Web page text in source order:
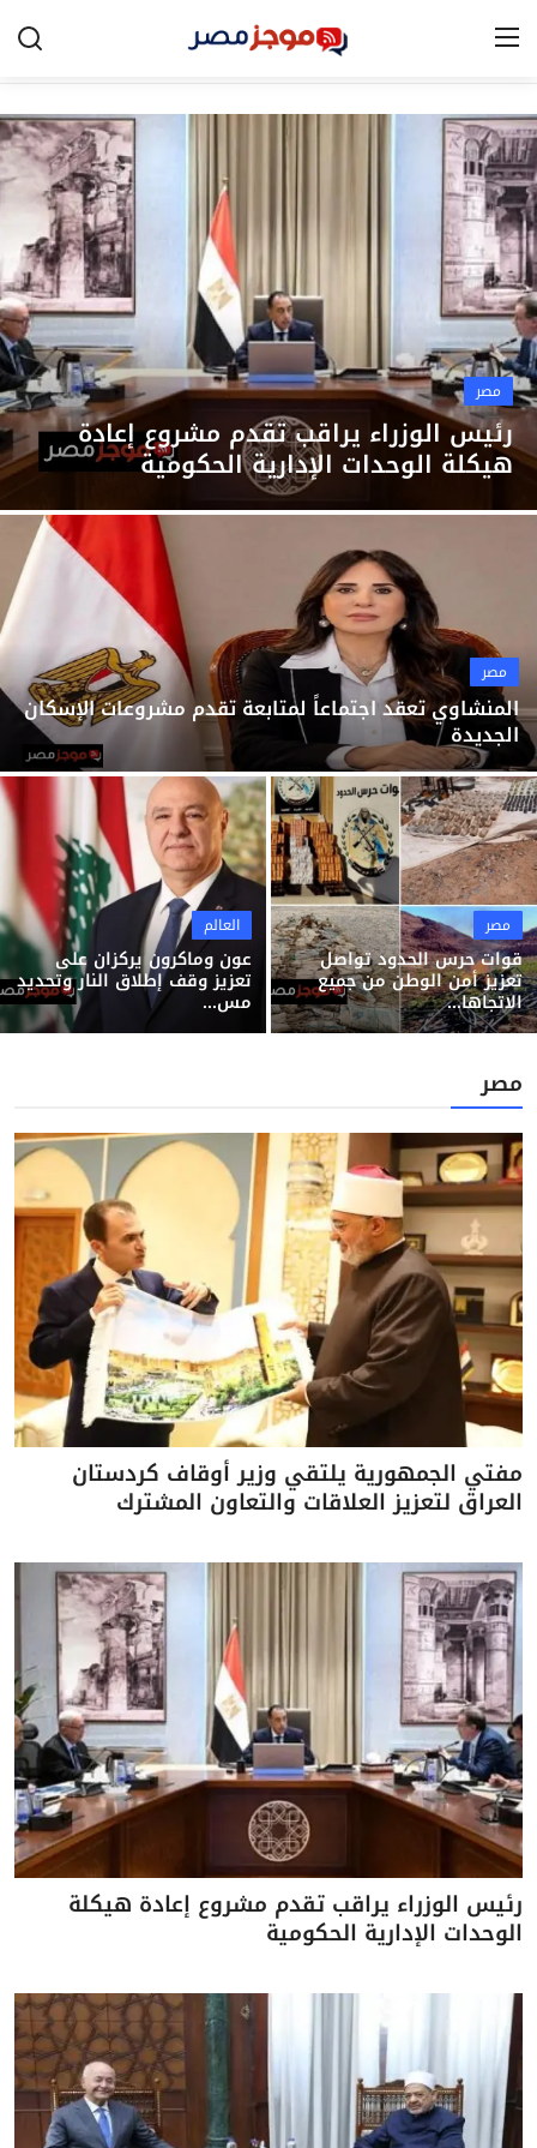
الرئيسية
مصر
الخليج
العالم
الرياضة
اقتصاد
تكنولوجيا
التعليم
منوعات
مصر
رئيس الوزراء يراقب تقدم مشروع إعادة
هيكلة الوحدات الإدارية الحكومية
مصر
المنشاوي تعقد اجتماعاً لمتابعة تقدم مشروعات الإسكان
الجديدة
مصر
قوات حرس الحدود تواصل
تعزيز أمن الوطن من جميع
الاتجاها...
العالم
عون وماكرون يركزان على
تعزيز وقف إطلاق النار وتحديد
مس...
مصر
مفتي الجمهورية يلتقي وزير أوقاف كردستان
العراق لتعزيز العلاقات والتعاون المشترك
رئيس الوزراء يراقب تقدم مشروع إعادة هيكلة
الوحدات الإدارية الحكومية